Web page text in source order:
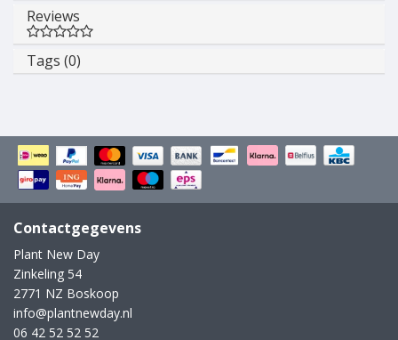
Reviews
Tags (0)
Contactgegevens
Plant New Day
Zinkeling 54
2771 NZ Boskoop
info@plantnewday.nl
06 42 52 52 52